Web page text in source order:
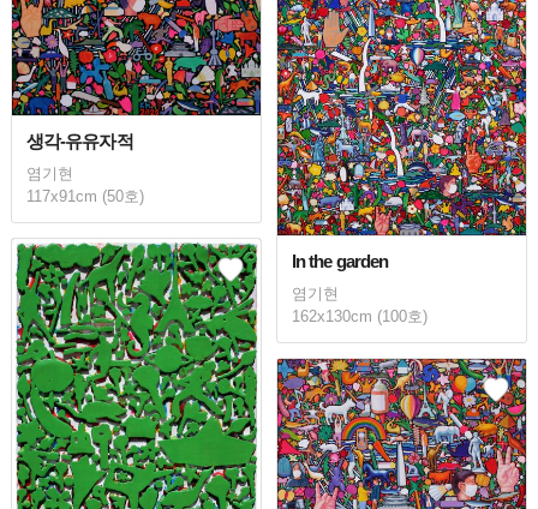
생각-유유자적
염기현
117x91cm (50호)
In the garden
염기현
162x130cm (100호)